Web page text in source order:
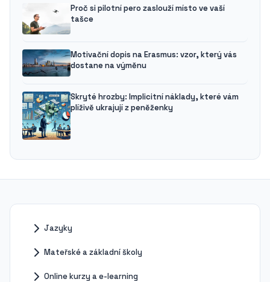
Proč si pilotní pero zaslouží místo ve vaší
tašce
Motivační dopis na Erasmus: vzor, který vás
dostane na výměnu
Skryté hrozby: Implicitní náklady, které vám
plíživě ukrajují z peněženky
Jazyky
Mateřské a základní školy
Online kurzy a e-learning